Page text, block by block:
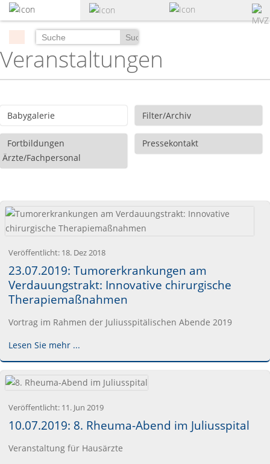
zum
Hauptinhalt
Suchen
Veranstaltungen
Babygalerie Filter/Archiv
Fortbildungen
Ärzte/Fachpersonal
Pressekontakt
Veröffentlicht: 18. Dez 2018
23.07.2019: Tumorerkrankungen am
Verdauungstrakt: Innovative chirurgische
Therapiemaßnahmen
Vortrag im Rahmen der Juliusspitälischen Abende 2019
Lesen Sie mehr ...
Veröffentlicht: 11. Jun 2019
10.07.2019: 8. Rheuma-Abend im Juliusspital
Veranstaltung für Hausärzte